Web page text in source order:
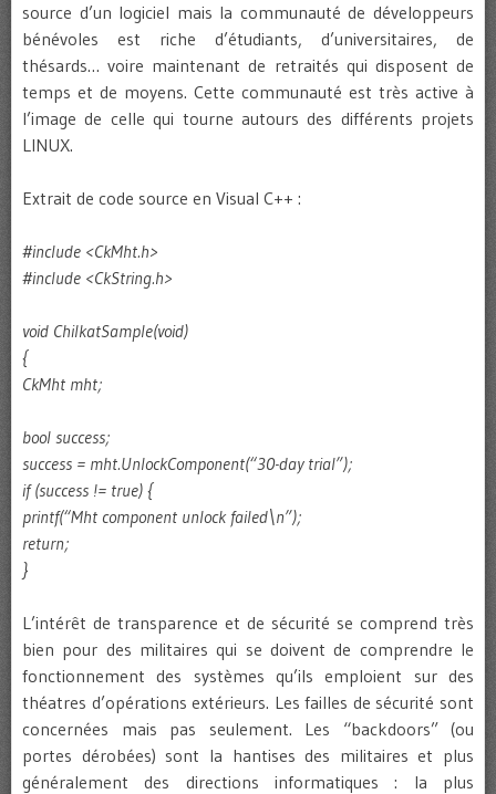
source d’un logiciel mais la communauté de développeurs
bénévoles est riche d’étudiants, d’universitaires, de
thésards… voire maintenant de retraités qui disposent de
temps et de moyens. Cette communauté est très active à
l’image de celle qui tourne autours des différents projets
LINUX.
Extrait de code source en Visual C++ :
#include <CkMht.h>
#include <CkString.h>
void ChilkatSample(void)
{
CkMht mht;
bool success;
success = mht.UnlockComponent(“30-day trial”);
if (success != true) {
printf(“Mht component unlock failed\n”);
return;
}
L’intérêt de transparence et de sécurité se comprend très
bien pour des militaires qui se doivent de comprendre le
fonctionnement des systèmes qu’ils emploient sur des
théatres d’opérations extérieurs. Les failles de sécurité sont
concernées mais pas seulement. Les “backdoors” (ou
portes dérobées) sont la hantises des militaires et plus
généralement des directions informatiques : la plus